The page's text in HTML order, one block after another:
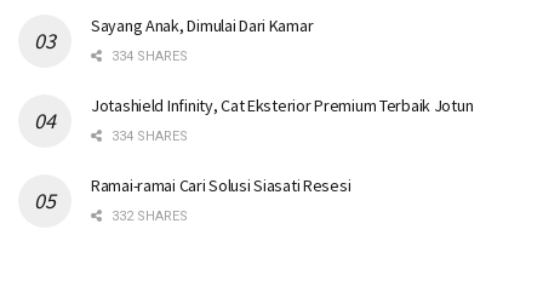
Sayang Anak, Dimulai Dari Kamar
334 SHARES
Jotashield Infinity, Cat Eksterior Premium Terbaik Jotun
334 SHARES
Ramai-ramai Cari Solusi Siasati Resesi
332 SHARES